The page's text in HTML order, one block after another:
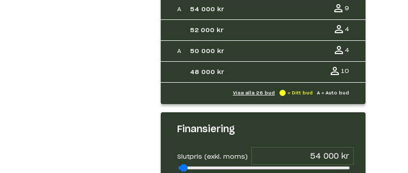
A 54 000 kr 9
52 000 kr 4
A 50 000 kr 4
48 000 kr 10
Visa alla 26 bud = Ditt bud A = Auto bud
Finansiering
Slutpris (exkl. moms)